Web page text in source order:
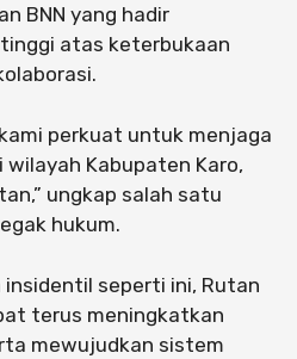
BNN yang hadir
atas keterbukaan
perkuat untuk menjaga
Kabupaten Karo,
ungkap salah satu
hukum.
insidentil seperti ini, Rutan
terus meningkatkan
mewujudkan sistem